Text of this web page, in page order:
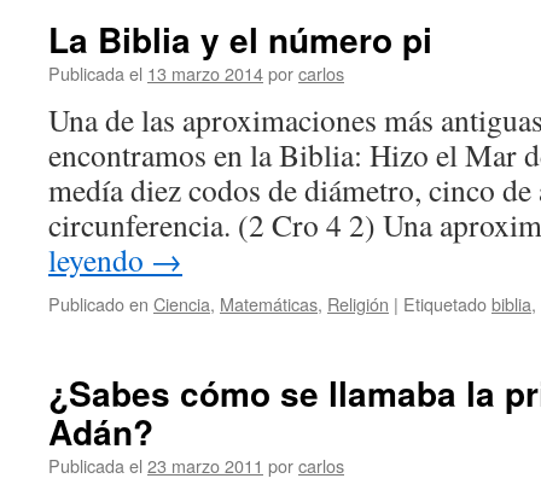
La Biblia y el número pi
Publicada el 13 marzo 2014porcarlos
Una de las aproximaciones más
encontramos en la Biblia: Hizo el Mar
medía diez codos de diámetro, cinco
circunferencia. (2 Cro 4 2) Una
leyendo →
Publicado en Ciencia, Matemáticas, Religión | Etiquetadobiblia,
¿Sabes cómo se llamaba la
Adán?
Publicada el 23 marzo 2011 porcarlos